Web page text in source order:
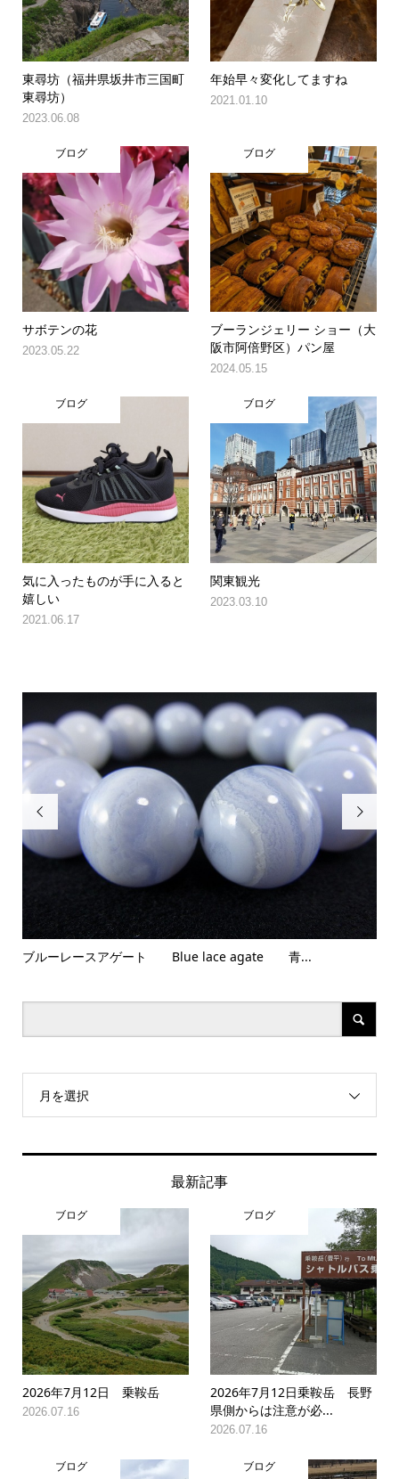
東尋坊（福井県坂井市三国町
東尋坊）
2023.06.08
年始早々変化してますね
2021.01.10
ブログ
サボテンの花
2023.05.22
ブログ
ブーランジェリー ショー（大
阪市阿倍野区）パン屋
2024.05.15
ブログ
気に入ったものが手に入ると
嬉しい
2021.06.17
ブログ
関東観光
2023.03.10

ブルーレースアゲート Blue lace agate 青...

月を選択
最新記事
ブログ
2026年7月12日 乗鞍岳
2026.07.16
ブログ
2026年7月12日乗鞍岳 長野
県側からは注意が必...
2026.07.16
ブログ ブログ